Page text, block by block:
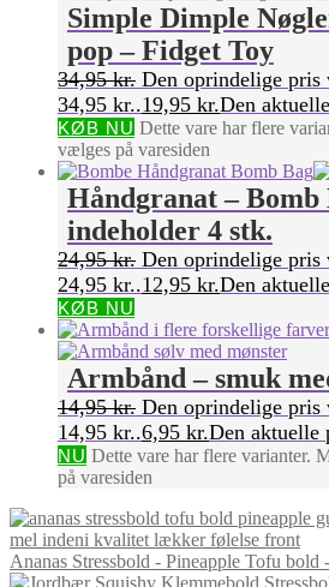
Simple Dimple
pop – Fidget Toy
34,95kr. Den oprindelige pris
34,95 kr..19,95 kr.Den
KØB NU Dette vare har flere
vælges på varesiden
Håndgranat – Bomb
indeholder 4 stk.
24,95kr. Den oprindelige pris
24,95 kr..12,95 kr.Den
KØB NU
Armbånd – smuk
14,95kr. Den oprindelige pris
14,95 kr..6,95 kr.Den aktuelle
NU Dette vare har flere varianter.
på varesiden
Ananas Stressbold - Pineapple Tofu bold